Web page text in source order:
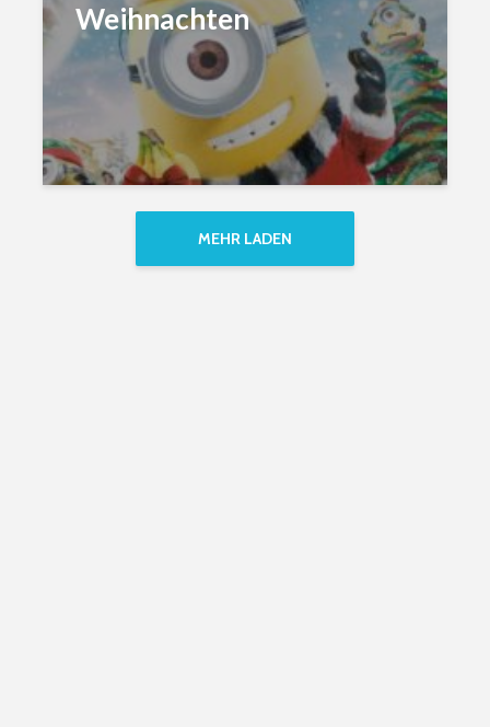
Weihnachten
MEHR LADEN